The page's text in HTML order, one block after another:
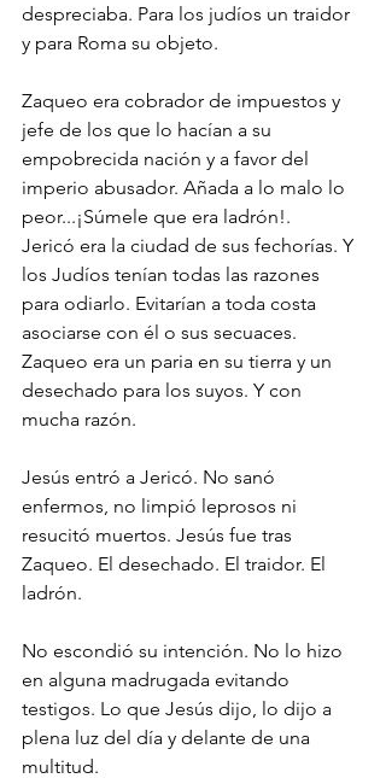
despreciaba. Para los judíos un traidor
y para Roma su objeto.
Zaqueo era cobrador de impuestos y
jefe de los que lo hacían a su
empobrecida nación y a favor del
imperio abusador. Añada a lo malo lo
peor...¡Súmele que era ladrón!.
Jericó era la ciudad de sus fechorías. Y
los Judíos tenían todas las razones
para odiarlo. Evitarían a toda costa
asociarse con él o sus secuaces.
Zaqueo era un paria en su tierra y un
desechado para los suyos. Y con
mucha razón.
Jesús entró a Jericó. No sanó
enfermos, no limpió leprosos ni
resucitó muertos. Jesús fue tras
Zaqueo. El desechado. El traidor. El
ladrón.
No escondió su intención. No lo hizo
en alguna madrugada evitando
testigos. Lo que Jesús dijo, lo dijo a
plena luz del día y delante de una
multitud.